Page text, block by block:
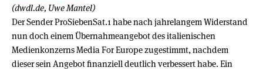
(dwdl.de, Uwe Mantel)
Der Sender ProSiebenSat.1 habe nach jahrelangem Widerstand
nun doch einem Übernahmeangebot des italienischen
Medienkonzerns Media For Europe zugestimmt, nachdem
dieser sein Angebot finanziell deutlich verbessert habe. Ein